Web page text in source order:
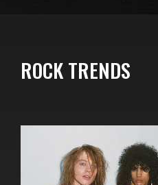
ROCK TRENDS